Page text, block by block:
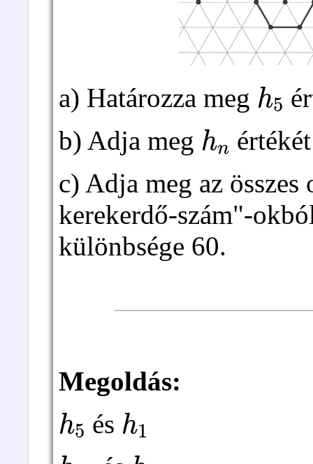
a) Határozza meg h
b) Adja meg h
c) Adja meg az
kerekerdő-szám"-
különbsége 60.
Megoldás:
h és h
h
h